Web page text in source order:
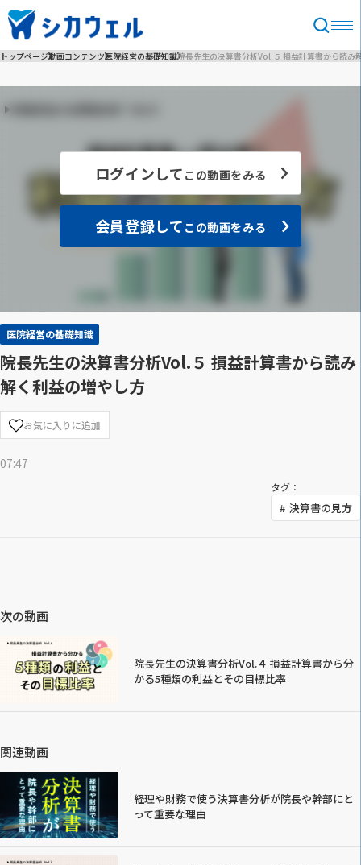
トップページ動画コンテンツ医院経営の基礎知識院長先生の決算書分析Vol.５ 損益計算書から読み
ログインして この動画をみる
会員登録して この動画をみる
医院経営の基礎知識
院長先生の決算書分析Vol.５ 損益計算書から読み
解く利益の増やし方
お気に入りに追加
07:47
タグ：
決算書の見方
次の動画
院長先生の決算書分析Vol.４ 損益計算書から分
かる5種類の利益とその目標比率
関連動画
経理や財務で使う決算書分析が院長や幹部にと
って重要な理由